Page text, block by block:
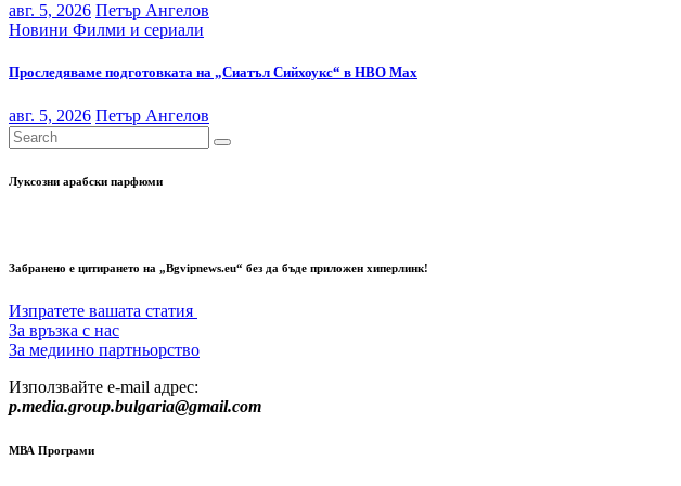
авг. 5, 2026 Петър Ангелов
Новини Филми и сериали
Проследяваме подготовката на „Сиатъл Сийхоукс“ в HBO Max
авг. 5, 2026 Петър Ангелов
Луксозни арабски парфюми
Забранено е цитирането на „Bgvipnews.eu“ без да бъде приложен хиперлинк!
Изпратете вашата статия
За връзка с нас
За медиино партньорство
Използвайте e-mail адрес:
p.media.group.bulgaria@gmail.com
МВА Програми